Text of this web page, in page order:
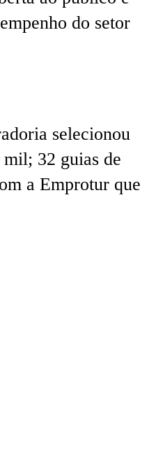
do setor
selecionou
32 guias de
a Emprotur que